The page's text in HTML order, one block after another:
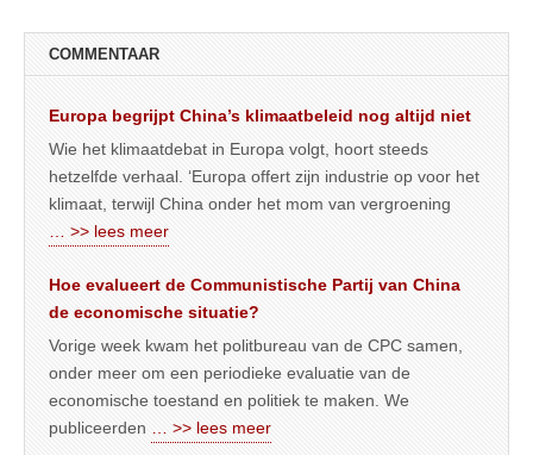
COMMENTAAR
Europa begrijpt China’s klimaatbeleid nog altijd niet
Wie het klimaatdebat in Europa volgt, hoort steeds
hetzelfde verhaal. ‘Europa offert zijn industrie op voor het
klimaat, terwijl China onder het mom van vergroening
… >> lees meer
Hoe evalueert de Communistische Partij van China
de economische situatie?
Vorige week kwam het politbureau van de CPC samen,
onder meer om een periodieke evaluatie van de
economische toestand en politiek te maken. We
publiceerden
… >> lees meer